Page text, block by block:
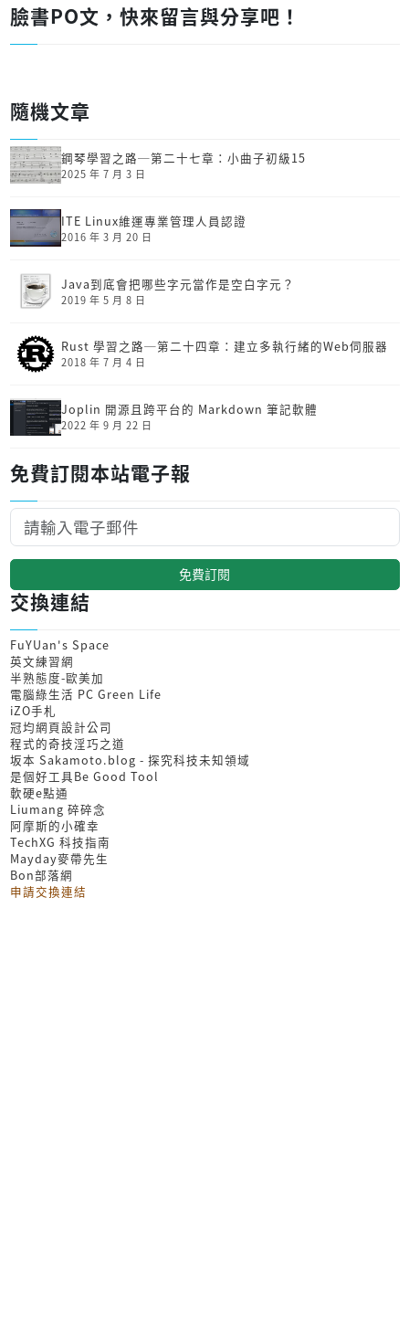
臉書PO文，快來留言與分享吧！
隨機文章
鋼琴學習之路─第二十七章：小曲子初級15
2025 年 7 月 3 日
ITE Linux維運專業管理人員認證
2016 年 3 月 20 日
Java到底會把哪些字元當作是空白字元？
2019 年 5 月 8 日
Rust 學習之路─第二十四章：建立多執行緒的Web伺服器
2018 年 7 月 4 日
Joplin 開源且跨平台的 Markdown 筆記軟體
2022 年 9 月 22 日
免費訂閱本站電子報
免費訂閱
交換連結
FuYUan's Space
英文練習網
半熟態度-歐美加
電腦綠生活 PC Green Life
iZO手札
冠均網頁設計公司
程式的奇技淫巧之道
坂本 Sakamoto.blog - 探究科技未知領域
是個好工具Be Good Tool
軟硬e點通
Liumang 碎碎念
阿摩斯的小確幸
TechXG 科技指南
Mayday麥帶先生
Bon部落網
申請交換連結